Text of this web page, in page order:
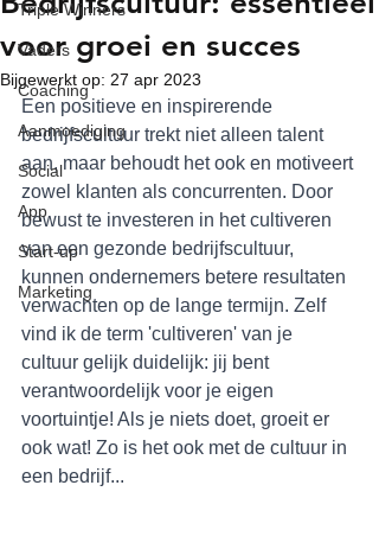
Triple Winners
Vaders
Coaching
Aanmoediging
Social
App
Start-up
Marketing
voor groei en succes
Bijgewerkt op: 27 apr 2023
Een positieve en inspirerende
bedrijfscultuur trekt niet alleen talent
aan, maar behoudt het ook en motiveert
zowel klanten als concurrenten. Door
bewust te investeren in het cultiveren
van een gezonde bedrijfscultuur,
kunnen ondernemers betere resultaten
verwachten op de lange termijn. Zelf
vind ik de term 'cultiveren' van je
cultuur gelijk duidelijk: jij bent
verantwoordelijk voor je eigen
voortuintje! Als je niets doet, groeit er
ook wat! Zo is het ook met de cultuur in
een bedrijf...